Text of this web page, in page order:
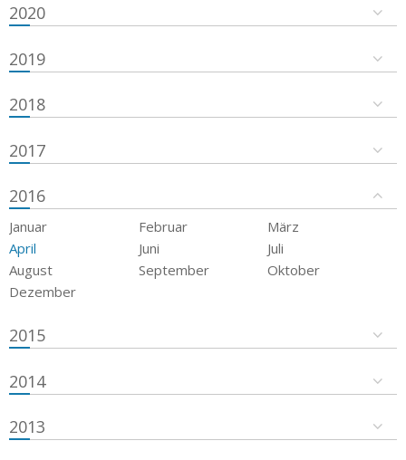
2020
2019
2018
2017
2016
Januar Februar
März
April
Juni
Juli
August
September
Oktober
Dezember
2015
2014
2013